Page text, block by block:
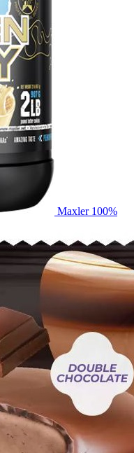
Maxler 100%